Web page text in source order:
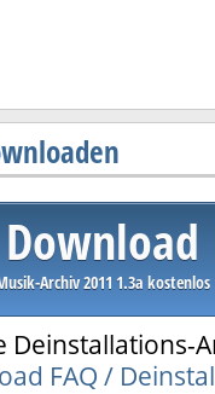
Download
Archiv 2011 1.3a kostenlos
Deinstallations-
FAQ /